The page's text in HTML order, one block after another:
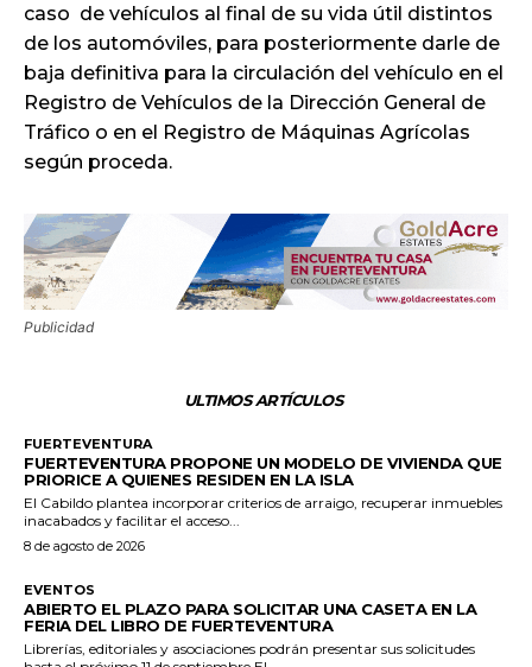
caso de vehículos al final de su vida útil distintos
de los automóviles, para posteriormente darle de
baja definitiva para la circulación del vehículo en el
Registro de Vehículos de la Dirección General de
Tráfico o en el Registro de Máquinas Agrícolas
según proceda.
Publicidad
ULTIMOS ARTÍCULOS
FUERTEVENTURA
FUERTEVENTURA PROPONE UN MODELO DE VIVIENDA QUE
PRIORICE A QUIENES RESIDEN EN LA ISLA
El Cabildo plantea incorporar criterios de arraigo, recuperar inmuebles
inacabados y facilitar el acceso...
8 de agosto de 2026
EVENTOS
ABIERTO EL PLAZO PARA SOLICITAR UNA CASETA EN LA
FERIA DEL LIBRO DE FUERTEVENTURA
Librerías, editoriales y asociaciones podrán presentar sus solicitudes